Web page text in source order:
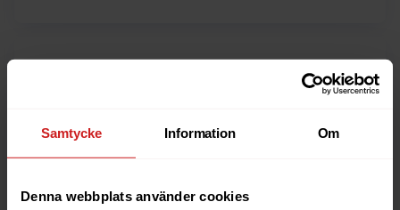
Samtycke Information Om
Denna webbplats använder cookies
Är du ägare till hemsidan eller domännamnet så har
anledningarna till varför en hemsida är spärrad.
Läs mer